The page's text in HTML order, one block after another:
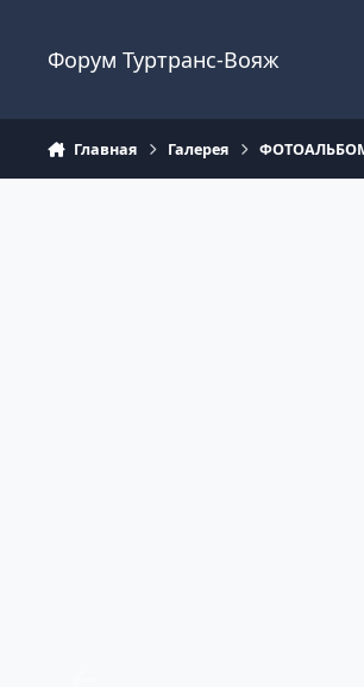
Форум Туртранс-Вояж
Главная Галерея